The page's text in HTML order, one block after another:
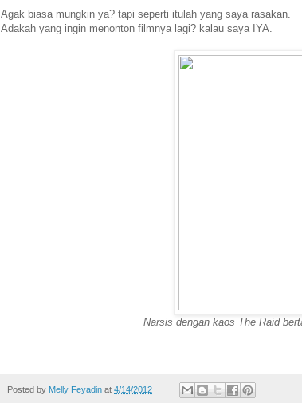
Agak biasa mungkin ya? tapi seperti itulah yang saya rasakan.
Adakah yang ingin menonton filmnya lagi? kalau saya IYA.
Narsis dengan kaos The Raid
Posted by Melly Feyadin at 4/14/2012